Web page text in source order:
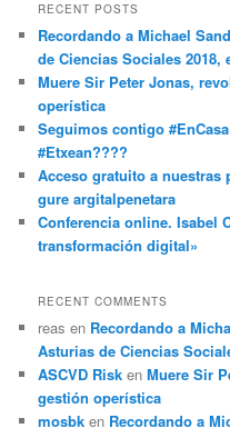
RECENT POSTS
Recordando a Michael
de Ciencias Sociales 2018,
Muere Sir Peter Jonas,
operística
Seguimos contigo
#Etxean????
Acceso gratuito a
gure argitalpenetara
Conferencia online. Isabel
transformación digital»
RECENT COMMENTS
reas en Recordando a
Asturias de Ciencias
ASCVD Risk enMuere Sir
gestión operística
mosbk en Recordando a